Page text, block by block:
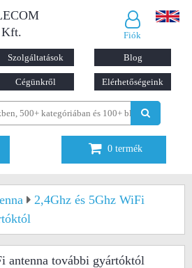
Kft.
Fiók
Szolgáltatások Blog
Cégünkről Elérhetőségeink
0 termék
2,4Ghz és 5Ghz WiFi
antenna további gyártóktól